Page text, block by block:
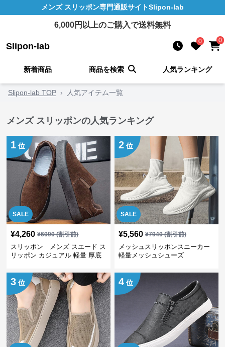
メンズ スリッポン専門通販サイトSlipon-lab
6,000円以上のご購入で送料無料
Slipon-lab 0 0
新着商品 商品を検索 人気ランキング
Slipon-lab TOP › 人気アイテム一覧
メンズ スリッポンの人気ランキング
SALE
1 位
¥4,260 ¥6090(割引前)
スリッポン メンズ スエード ス
リッポン カジュアル 軽量 厚底
SALE
2 位
¥5,560 ¥7940(割引前)
メッシュスリッポンスニーカー
軽量メッシュシューズ
3 位 4 位